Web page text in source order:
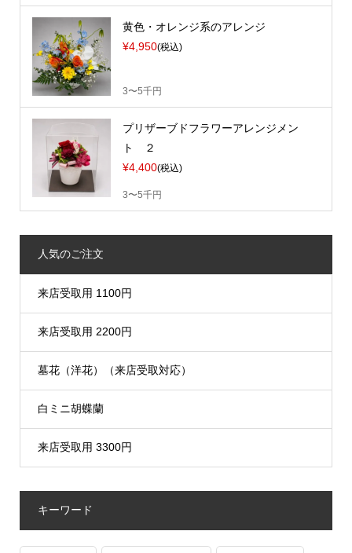
黄色・オレンジ系のアレンジ
¥4,950(税込)
3〜5千円
プリザーブドフラワーアレンジメン
ト ２
¥4,400(税込)
3〜5千円
人気のご注文
来店受取用 1100円
来店受取用 2200円
墓花（洋花）（来店受取対応）
白ミニ胡蝶蘭
来店受取用 3300円
キーワード